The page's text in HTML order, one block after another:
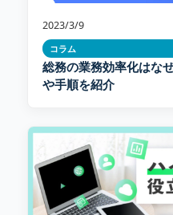
2023/3/9
コラム
総務の業務効率化はな
や手順を紹介